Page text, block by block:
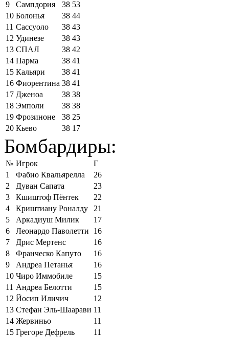
9
Сампдория 38 53
10 Болонья 38 44
11 Сассуоло 38 43
12 Удинезе 38 43
13 СПАЛ 38 42
14 Парма 38 41
15 Кальяри 38 41
16 Фиорентина 38 41
17 Дженоа 38 38
18 Эмполи 38 38
19 Фрозиноне 38 25
20 Кьево 38 17
Бомбардиры:
№ Игрок
Г
1
Фабио Квальярелла
26
2
Дуван Сапата
23
3
Кшиштоф Пёнтек
22
4
Криштиану Роналду
21
5
Аркадиуш Милик
17
6
Леонардо Паволетти
16
7
Дрис Мертенс
16
8
Франческо Капуто
16
9
Андреа Петанья
16
10 Чиро Иммобиле
15
11 Андреа Белотти
15
12 Йосип Иличич
12
13 Стефан Эль-Шаарави 11
14 Жервиньо
11
15 Грегоре Дефрель 11